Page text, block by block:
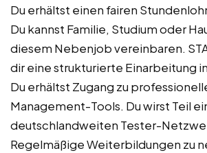
Du erhältst einen fairen
Du kannst Familie, Studium oder
diesem Nebenjob vereinbaren.
dir eine strukturierte Einarbeitung
Du erhältst Zugang zu
Management-Tools. Du wirst Teil
deutschlandweiten Tester-
Regelmäßige Weiterbildungen zu